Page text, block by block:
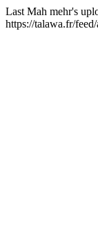
Last Mah mehr's
https://talawa.fr/